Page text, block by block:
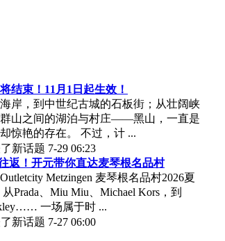
结束！11月1日起生效！
岸，到中世纪古城的石板街；从壮阔峡
山之间的湖泊与村庄——黑山，一直是
惊艳的存在。 不过，计 ...
新话题 7-29 06:23
返！开元带你直达麦琴根名品村
Metzingen 麦琴根名品村2026夏
Prada、Miu Miu、Michael Kors，到
一场属于时 ...
新话题 7-27 06:00